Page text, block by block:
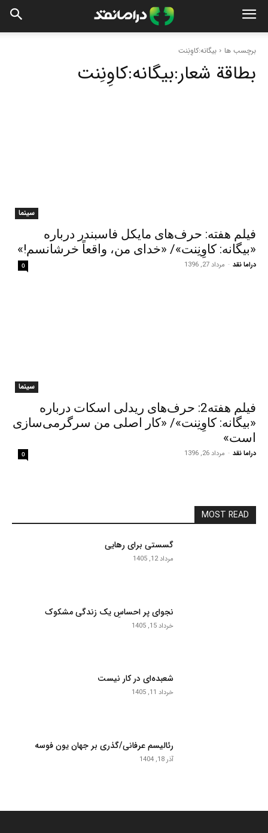
برچسب ها بیگانه:کاوِنِنت
بطاقة شعار:بیگانه:کاوِنِنت
سینما
فیلم هفته: حرف‌های مایکل فاسبندر درباره
«بیگانه: کاوِنِنت»/ «خدای من، واقعاً خرشانسم!»
دراما نقد - مرداد 27, 1396 0
سینما
فیلم هفته2: حرف‌های ریدلی اسکات درباره
«بیگانه: کاوِنِنت»/ «کار اصلی من سرگرمی‌سازی
است»
دراما نقد - مرداد 26, 1396 0
MOST READ
گسستی برای رهایی
مرداد 12, 1405
نجوای پر احساسِ یک زندگی مشکوک
خرداد 15, 1405
شعبده‌ای در کار نیست
خرداد 11, 1405
رئالیسم عرفانی/گذری بر جهان یون فوسه
آذر 18, 1404